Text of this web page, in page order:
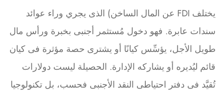
يختلف FDI عن المال الساخن) الذى يجري وراء عوائد
سندات عابرة. فهو دخول مُستثمر أجنبى بخبرة ورأس مال
طويل الأجل، يؤسِّس كيانًا أو يشترى حصة مؤثرة فى كيان
قائم ليُديره أو يشاركه الإدارة. الحصيلة ليست دولارات
تُقيَّد فى دفتر احتياطى النقد الأجنبى فحسب، بل تكنولوجيا